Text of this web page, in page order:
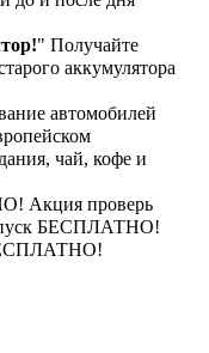
" Получайте
аккумулятора
автомобилей
чай, кофе и
Акция проверь
БЕСПЛАТНО!